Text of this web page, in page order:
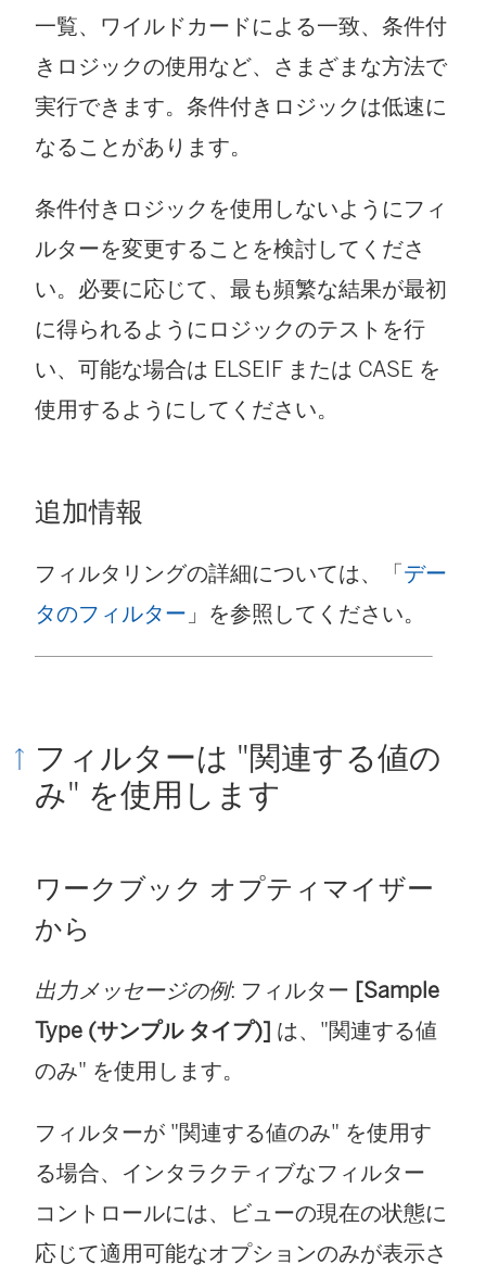
一覧、ワイルドカードによる一致、条件付
きロジックの使用など、さまざまな方法で
実行できます。条件付きロジックは低速に
なることがあります。
条件付きロジックを使用しないようにフィ
ルターを変更することを検討してくださ
い。必要に応じて、最も頻繁な結果が最初
に得られるようにロジックのテストを行
い、可能な場合は ELSEIF または CASE を
使用するようにしてください。
追加情報
フィルタリングの詳細については、「デー
タのフィルター 」を参照してください。
フィルターは "関連する値の
み" を使用します
ワークブック オプティマイザー
から
出力メッセージの例: フィルター [Sample
Type (サンプル タイプ)] は、"関連する値
のみ" を使用します。
フィルターが "関連する値のみ" を使用す
る場合、インタラクティブなフィルター
コントロールには、ビューの現在の状態に
応じて適用可能なオプションのみが表示さ